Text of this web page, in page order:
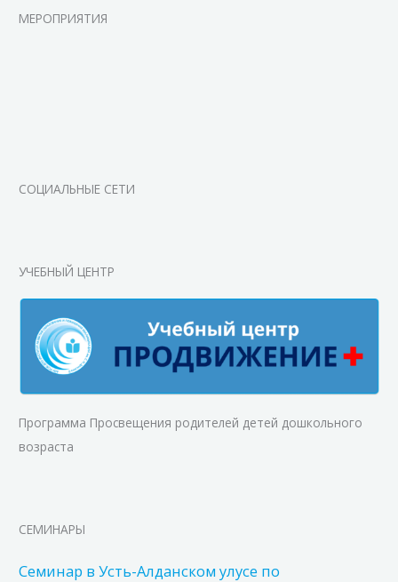
МЕРОПРИЯТИЯ
СОЦИАЛЬНЫЕ СЕТИ
УЧЕБНЫЙ ЦЕНТР
Программа Просвещения родителей детей дошкольного
возраста
СЕМИНАРЫ
Семинар в Усть-Алданском улусе по